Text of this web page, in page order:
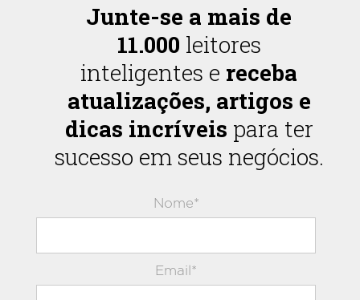
Junte-se a mais de
11.000 leitores
inteligentes e receba
atualizações, artigos e
dicas incríveis para ter
sucesso em seus negócios.
Nome*
Email*